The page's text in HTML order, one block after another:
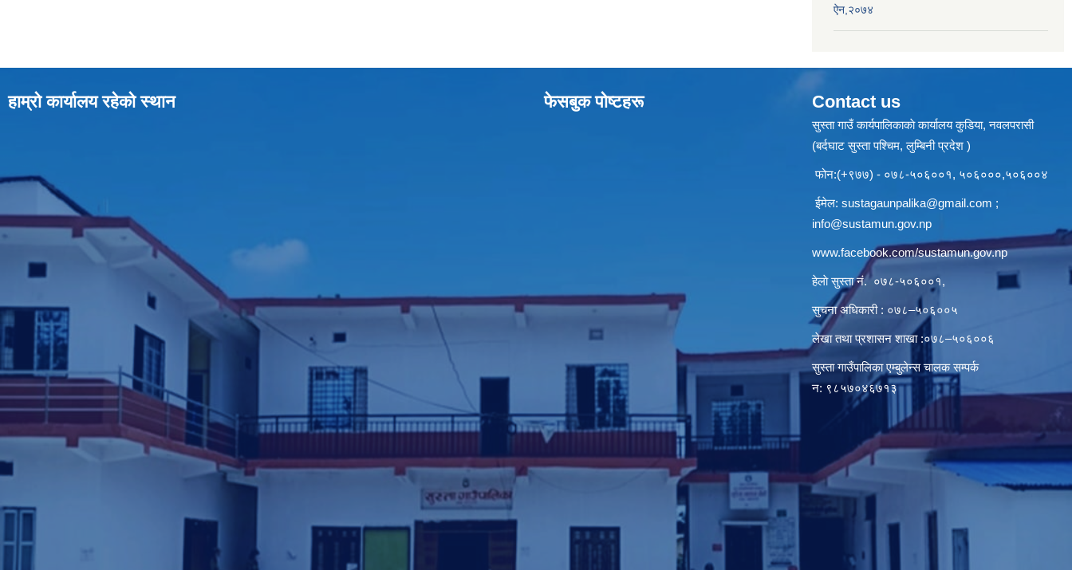
ऐन,२०७४
हाम्रो कार्यालय रहेको स्थान फेसबुक पाेष्टहरू Contact us
सुस्ता गाउँ कार्यपालिकाकाे कार्यालय कुडिया, नवलपरासी
(बर्दघाट सुस्ता पश्चिम, लुम्बिनी प्रदेश )
फोन:(+९७७) - ०७८-५०६००१, ५०६०००,५०६००४
ईमेल: sustagaunpalika@gmail.com ;
info@sustamun.gov.np
www.facebook.com/sustamun.gov.np
हेलाे सुस्ता नं.०७८-५०६००१,
सुचना अधिकारी : ०७८–५०६००५
लेखा तथा प्रशासन शाखा :०७८–५०६००६
सुस्ता गाउँपालिका एम्बुलेन्स चालक सम्पर्क
न‌‍: ९८५७०४६७१३